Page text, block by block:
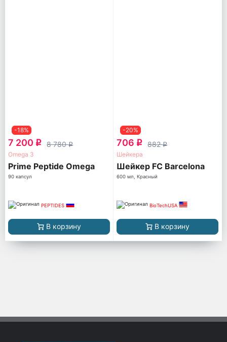
-18%
7 200 q 8 780q
Omega 3
Prime Peptide Omega
90 капсул
PEPTIDES
В корзину
-20%
706 q 882q
Шейкера
Шейкер FC Barcelona
600 мл, Красный
BioTechUSA
В корзину